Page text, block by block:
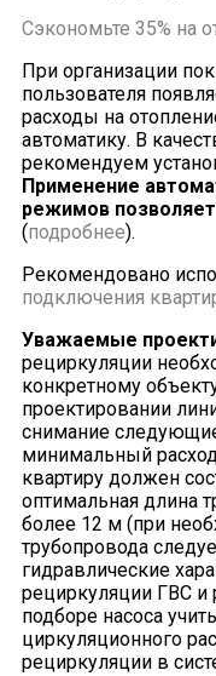
Сэкономьте 35% на
При организации
пользователя
расходы на
автоматику. В
рекомендуем
Применение
режимов
(подробнее).
Рекомендовано
подключения
Уважаемые
рециркуляции
конкретному
проектировании
снимание
минимальный
квартиру должен
оптимальная длина
более 12 м (при
трубопровода
гидравлические
рециркуляции ГВС и
подборе насоса
циркуляционного
рециркуляции в